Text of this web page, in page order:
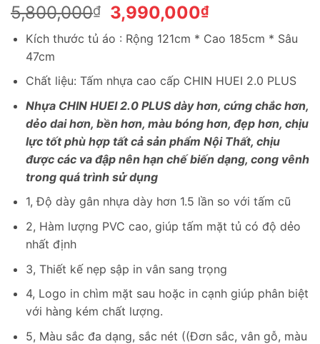
5,800,000₫
Giá
gốc
là:
3,990,000₫Giá
tại
3,990,000₫.
Kích thước tủ áo : Rộng 121cm * Cao 185cm * Sâu
47cm
Chất liệu: Tấm nhựa cao cấp CHIN HUEI 2.0 PLUS
Nhựa CHIN HUEI 2.0 PLUS dày hơn, cứng chắc hơn,
dẻo dai hơn, bền hơn, màu bóng hơn, đẹp hơn, chịu
lực tốt phù hợp tất cả sản phẩm Nội Thất, chịu
được các va đập nên hạn chế biến dạng, cong vênh
trong quá trình sử dụng
1, Độ dày gân nhựa dày hơn 1.5 lần so với tấm cũ
2, Hàm lượng PVC cao, giúp tấm mặt tủ có độ dẻo
nhất định
3, Thiết kế nẹp sập in vân sang trọng
4, Logo in chìm mặt sau hoặc in cạnh giúp phân biệt
với hàng kém chất lượng.
5, Màu sắc đa dạng, sắc nét ((Đơn sắc, vân gỗ, màu